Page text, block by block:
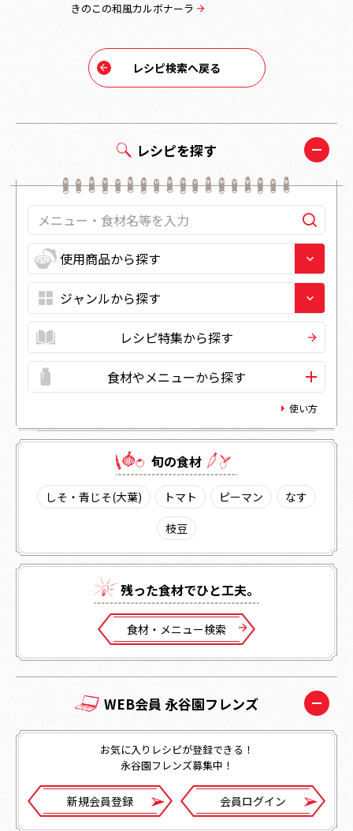
レシピを探す
レシピ特集から探す
食材やメニューから探す
使い方
旬の⾷材
しそ・青じそ(大葉) トマト ピーマン
なす
枝豆
残った⾷材でひと⼯夫。
⾷材・メニュー検索
WEB会員 永谷園フレンズ
お気に入りレシピが登録できる！
永谷園フレンズ募集中！
新規会員登録 会員ログイン
きのこの和風カルボナーラ
レシピ検索へ戻る